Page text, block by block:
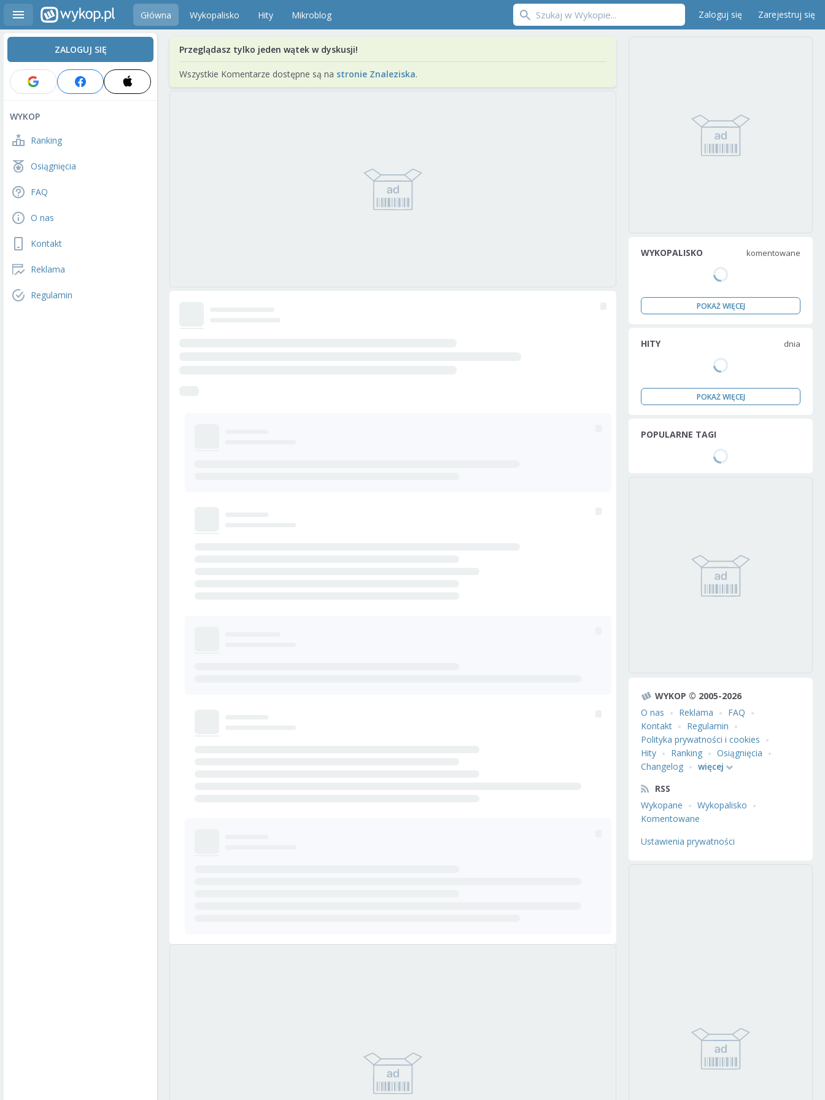
Główna Wykopalisko Hity Mikroblog Zaloguj się Zarejestruj się
ZALOGUJ SIĘ
WYKOP
Ranking
Osiągnięcia
FAQ
O nas
Kontakt
Reklama
Regulamin
Przeglądasz tylko jeden wątek w dyskusji!
Wszystkie Komentarze dostępne są na stronie Znaleziska.
WYKOPALISKO komentowane
POKAŻ WIĘCEJ
HITY dnia
POKAŻ WIĘCEJ
POPULARNE TAGI
WYKOP © 2005-2026
O nas
Reklama
FAQ
Kontakt
Regulamin
Polityka prywatności i cookies
Hity
Ranking
Osiągnięcia
Changelog
więcej
RSS
Wykopane
Wykopalisko
Komentowane
Ustawienia prywatności